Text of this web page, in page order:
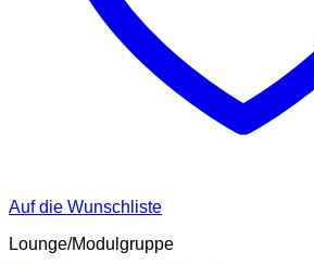
Auf die Wunschliste
Lounge/Modulgruppe